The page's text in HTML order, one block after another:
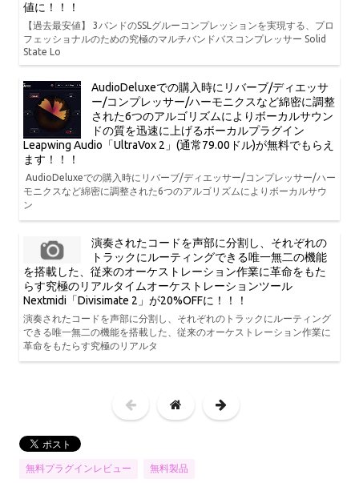
値に！！！
【過去最安値】 3バンドのSSLグルーコンプレッションを実現する、プロ
フェッショナルのための究極のマルチバンドバスコンプレッサー Solid
State Lo
AudioDeluxeでの購入時にリバーブ/ディエッサ
ー/コンプレッサー/ハーモニクスなど綿密に調整
された6つのアルゴリズムによりボーカルサウン
ドの質を迅速に上げるボーカルプラグイン
Leapwing Audio「UltraVox 2」(通常79.00ドル)が無料でもらえ
ます！！！
AudioDeluxeでの購入時にリバーブ/ディエッサー/コンプレッサー/ハー
モニクスなど綿密に調整された6つのアルゴリズムによりボーカルサウ
ン
演奏されたコードを声部に分割し、それぞれの
トラックにルーティングできる唯一無二の機能
を搭載した、従来のオーケストレーション作業に革命をもた
らす究極のリアルタイムオーケストレーションツール
Nextmidi「Divisimate 2」が20%OFFに！！！
演奏されたコードを声部に分割し、それぞれのトラックにルーティング
できる唯一無二の機能を搭載した、従来のオーケストレーション作業に
革命をもたらす究極のリアルタ
無料プラグインレビュー 無料製品